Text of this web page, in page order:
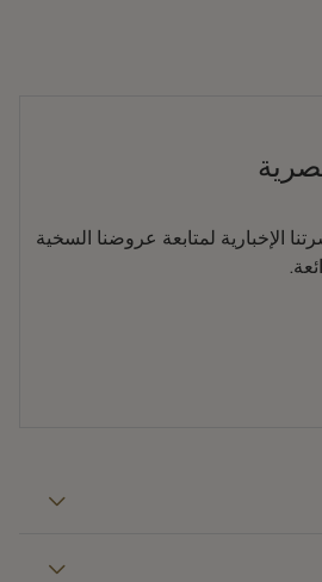
الإخبارية لمتابعة عروضنا السخية